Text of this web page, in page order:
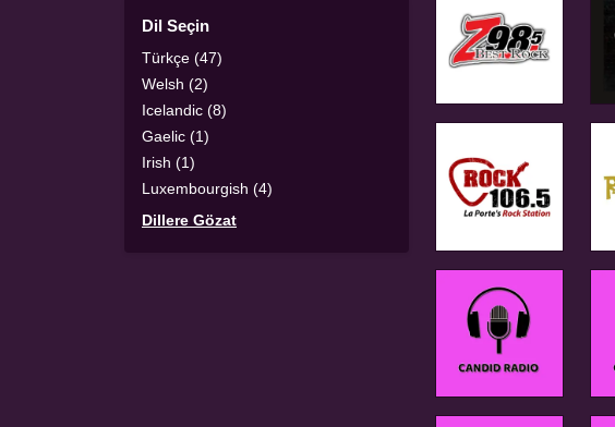
Dil Seçin
Türkçe (47)
Welsh (2)
Icelandic (8)
Gaelic (1)
Irish (1)
Luxembourgish (4)
Dillere Gözat